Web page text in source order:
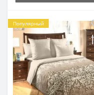
Популярный